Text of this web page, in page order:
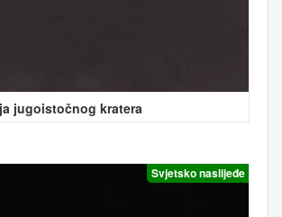
jugoistočnog kratera
Svjetsko naslijeđe